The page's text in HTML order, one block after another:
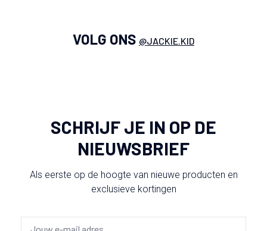
VOLG ONS @JACKIE.KID
SCHRIJF JE IN OP DE
NIEUWSBRIEF
Als eerste op de hoogte van nieuwe producten en
exclusieve kortingen